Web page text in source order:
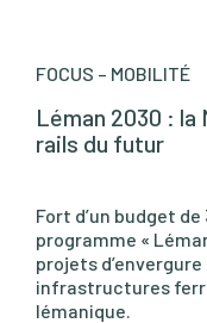
FOCUS – MOBILITÉ
Léman 2030 :
rails du futur
Fort d’un budget
programme «
projets
infrastructures
lémanique.